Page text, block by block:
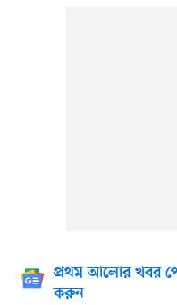
প্রথম আলোর খবর
করুন